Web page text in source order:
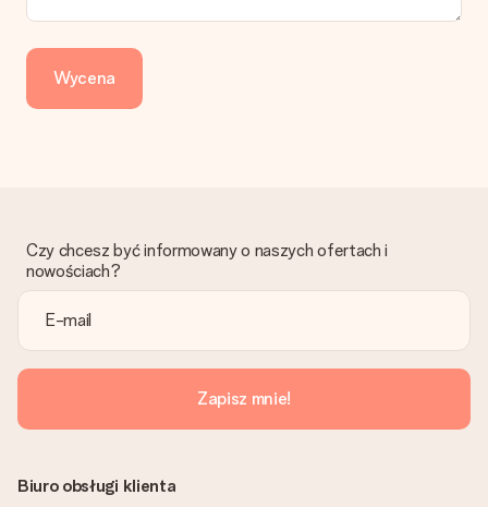
Wycena
Czy chcesz być informowany o naszych ofertach i
nowościach?
Zapisz mnie!
Biuro obsługi klienta